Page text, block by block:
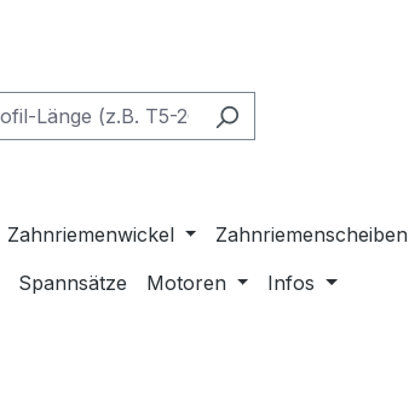
Zahnriemenwickel Zahnriemenscheiben
Spannsätze Motoren Infos